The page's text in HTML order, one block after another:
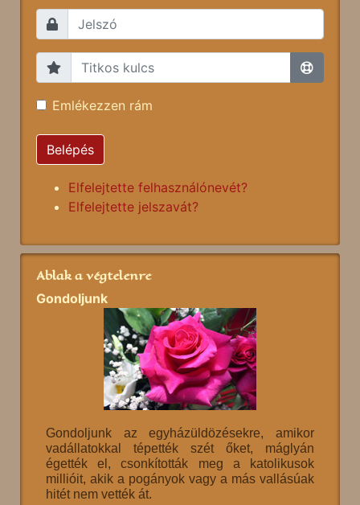
Emlékezzen rám
Belépés
Elfelejtette felhasználónevét?
Elfelejtette jelszavát?
Ablak a végtelenre
Gondoljunk
Gondoljunk az egyházüldözésekre, amikor
vadállatokkal tépették szét őket, máglyán
égették el, csonkították meg a katolikusok
millióit, akik a pogányok vagy a más vallásúak
hitét nem vették át.